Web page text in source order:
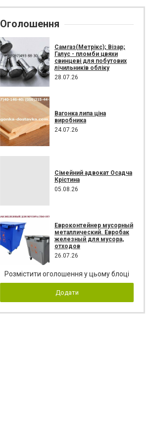
Оголошення
Самгаз(Метрікс); Візар;
Галус - пломби цвяхи
свинцеві для побутових
лічильників обліку
28.07.26
Вагонка липа ціна
виробника
24.07.26
Сімейний адвокат Осадча
Крістина
05.08.26
Евроконтейнер мусорный
металлический. Евробак
железный для мусора,
отходов
26.07.26
Розмістити оголошення у цьому блоці
Додати